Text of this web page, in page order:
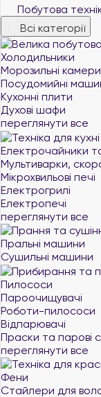
Побутова
Всі категорії
Холодильники
Морозильні
Посудомийні
Кухонні плити
Духові шафи
переглянути все
Електрочайники
Мультиварки,
Мікрохвильові печі
Електрогрилі
Електропечі
переглянути все
Пральні машини
Сушильні машини
Пилососи
Пароочищувачі
Роботи-пилососи
Відпарювачі
Праски та парові
переглянути все
Фени
Стайлери для